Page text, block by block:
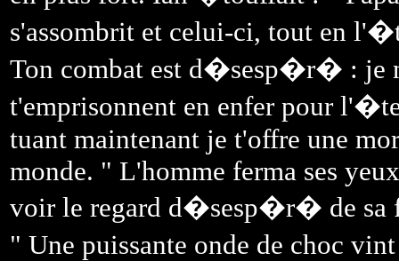
s'assombrit et celui-ci, tout en
Ton combat est d�sesp�r� : je
t'emprisonnent en enfer pour
tuant maintenant je t'offre une
monde. " L'homme ferma ses
voir le regard d�sesp�r� de sa
" Une puissante onde de choc